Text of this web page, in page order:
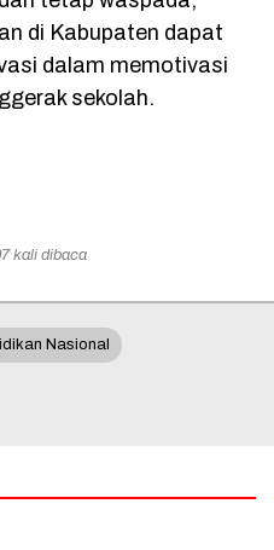
di Kabupaten dapat
dalam memotivasi
sekolah.
kali dibaca
Nasional